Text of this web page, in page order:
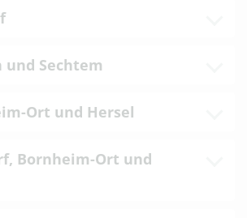
und Sechtem
Ort und Hersel
Bornheim-Ort und